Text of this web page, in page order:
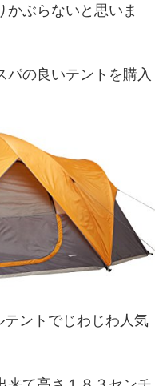
かぶらないと思いま
パの良いテントを購入
ントでじわじわ人気